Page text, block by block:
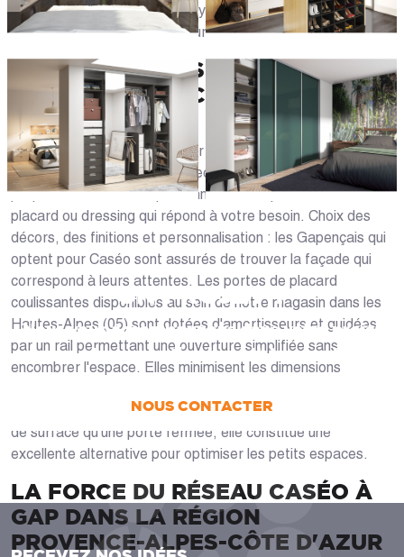
peuvent s'accorder avec le style de la pièce, le mobilier et
équipements de votre intérieur.
DÉCOUVREZ DES FAÇADES ET
PORTES DE PLACARD SUR
MESURE
Outre le fait de vous proposer des menuiseries sur mesure
adaptées à vos contraintes techniques, nous vous
proposons un choix de personnalisations pour créer le
placard ou dressing qui répond à votre besoin. Choix des
décors, des finitions et personnalisation : les Gapençais qui
optent pour Caséo sont assurés de trouver la façade qui
correspond à leurs attentes. Les portes de placard
coulissantes disponibles au sein de notre magasin dans les
Hautes-Alpes (05) sont dotées d'amortisseurs et guidées
par un rail permettant une ouverture simplifiée sans
encombrer l'espace. Elles minimisent les dimensions
modernes. Comme la porte coulissante ne requiert pas plus
de surface qu'une porte fermée, elle constitue une
excellente alternative pour optimiser les petits espaces.
LA FORCE DU RÉSEAU CASÉO À
GAP DANS LA RÉGION
PROVENCE-ALPES-CÔTE D'AZUR
UN PROJET ?
Nous vous accompagnons dans votre projet
de la conception jusqu’à la pose !
NOUS CONTACTER